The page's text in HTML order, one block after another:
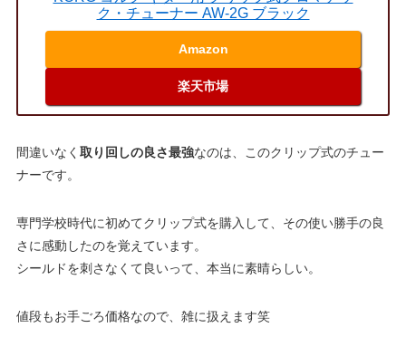
ク・チューナー AW-2G ブラック
Amazon
楽天市場
間違いなく 取り回しの良さ最強なのは、このクリップ式のチュー
ナーです。
専門学校時代に初めてクリップ式を購入して、その使い勝手の良
さに感動したのを覚えています。
シールドを刺さなくて良いって、本当に素晴らしい。
値段もお手ごろ価格なので、雑に扱えます笑